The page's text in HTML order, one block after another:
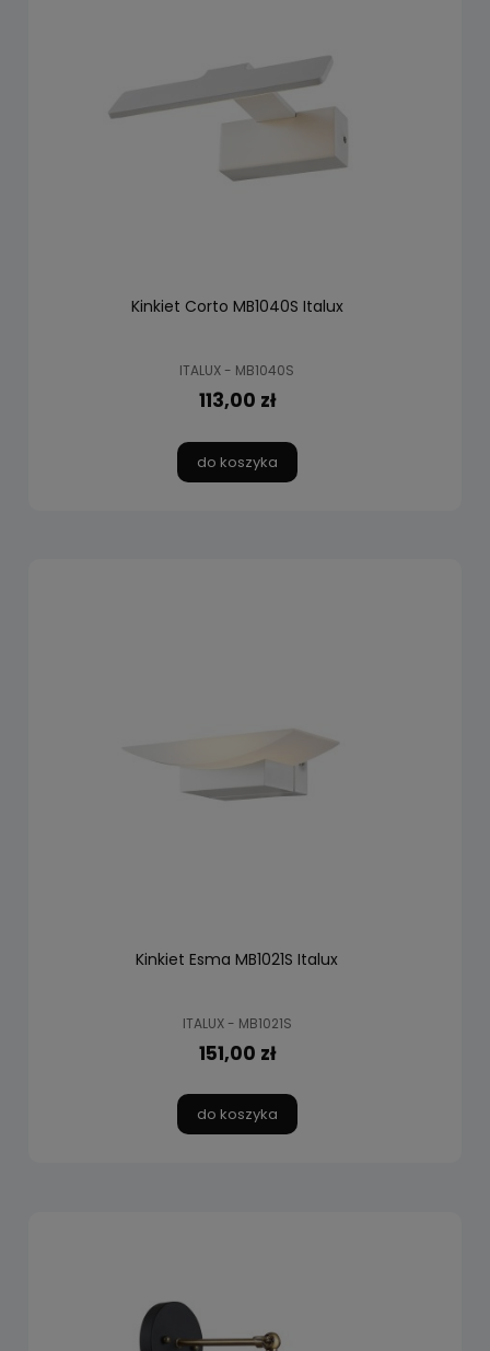
Kinkiet Corto MB1040S Italux
ITALUX - MB1040S
113,00 zł
do koszyka
Kinkiet Esma MB1021S Italux
ITALUX - MB1021S
151,00 zł
do koszyka